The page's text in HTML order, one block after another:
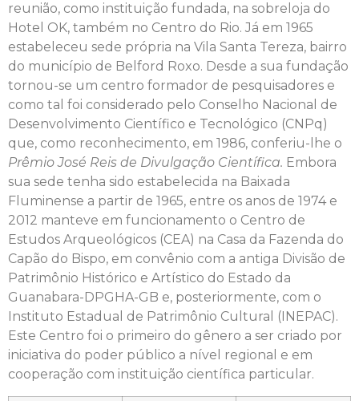
reunião, como instituição fundada, na sobreloja do
Hotel OK, também no Centro do Rio. Já em 1965
estabeleceu sede própria na Vila Santa Tereza, bairro
do município de Belford Roxo. Desde a sua fundação
tornou-se um centro formador de pesquisadores e
como tal foi considerado pelo Conselho Nacional de
Desenvolvimento Científico e Tecnológico (CNPq)
que, como reconhecimento, em 1986, conferiu-lhe o
Prêmio José Reis de Divulgação Científica. Embora
sua sede tenha sido estabelecida na Baixada
Fluminense a partir de 1965, entre os anos de 1974 e
2012 manteve em funcionamento o Centro de
Estudos Arqueológicos (CEA) na Casa da Fazenda do
Capão do Bispo, em convênio com a antiga Divisão de
Patrimônio Histórico e Artístico do Estado da
Guanabara-DPGHA-GB e, posteriormente, com o
Instituto Estadual de Patrimônio Cultural (INEPAC).
Este Centro foi o primeiro do gênero a ser criado por
iniciativa do poder público a nível regional e em
cooperação com instituição científica particular.